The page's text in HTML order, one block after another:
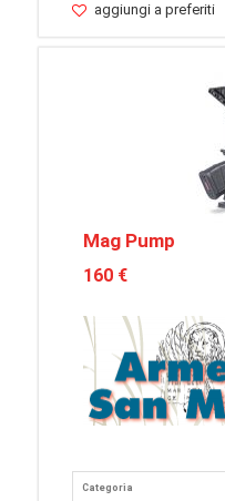
aggiungi a preferiti
Mag Pump
160 €
Categoria